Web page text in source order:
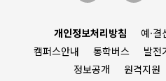
개인정보처리방침 예·결
캠퍼스안내
통학버스 발전
정보공개
원격지원